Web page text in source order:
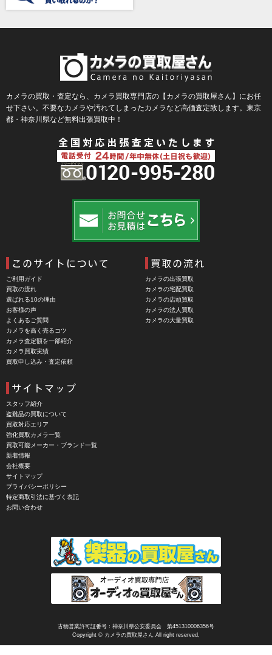
Blackmagic Design（ブラックマジックデザイン）
BLACKRAPID （ブラックラピッド）
BLaKPIXEL（ブラックピクセル）
Bokkeh（ボケ）
Bolsey（ボルシー）
BRAUN（ブラウン）
BUFFALO（バッファロー）
Cam Caddie（カムキャディ）
Carhartt（カーハート）
Carl Zeiss Jena（カールツアイスイエナ）
CASIO（カシオ）
CBL Lens（シービーエル）
CHINON（チノン）
CHIYOCA 千代田商会（ちよだしょうかい）
CIESTA（シエスタ）
Cineroid（シネロイド）
CINEVATE （シネベート）
CIRO （シロ）
CLARUS（クラルス）
Clay Smith（クレイスミス）
COMET（コメット）
Corfield（コーフィールド）
COSINA（コシナ）
COSMOS（コスモスインターナショナル）
COTTA（コッタ）
CRECIA（クレシア）
カメラの買取・査定なら、カメラ買取専門店の【カメラの買取屋さん】にお任
せ下さい。不要なカメラや汚れてしまったカメラなど高価査定致します。東京
都・神奈川県など無料出張買取中！
ご利用ガイド
買取の流れ
選ばれる10の理由
お客様の声
よくあるご質問
カメラを高く売るコツ
カメラ査定額を一部紹介
カメラ買取実績
買取申し込み・査定依頼
カメラの出張買取
カメラの宅配買取
カメラの店頭買取
カメラの法人買取
カメラの大量買取
スタッフ紹介
盗難品の買取について
買取対応エリア
強化買取カメラ一覧
買取可能メーカー・ブランド一覧
新着情報
会社概要
サイトマップ
プライバシーポリシー
特定商取引法に基づく表記
お問い合わせ
古物営業許可証番号：神奈川県公安委員会 第451310006356号
Copyright © カメラの買取屋さん All right reserved,